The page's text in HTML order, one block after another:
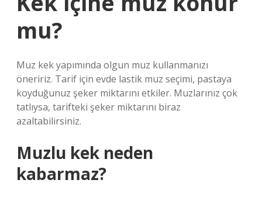
mu?
Muz kek yapımında olgun muz kullanmanızı
öneririz. Tarif için evde lastik muz seçimi, pastaya
koyduğunuz şeker miktarını etkiler. Muzlarınız çok
tatlıysa, tarifteki şeker miktarını biraz
azaltabilirsiniz.
Muzlu kek neden
kabarmaz?